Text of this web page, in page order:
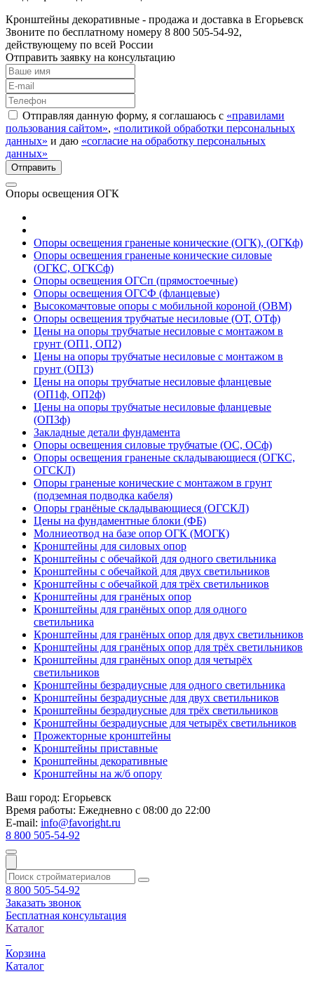
Кронштейны декоративные - продажа и доставка в Егорьевск
Звоните по бесплатному номеру 8 800 505-54-92,
действующему по всей России
Отправить заявку на консультацию
Отправляя данную форму, я соглашаюсь с «правилами
пользования сайтом», «политикой обработки персональных
данных» и даю «согласие на обработку персональных
данных»
Опоры освещения ОГК
Опоры освещения граненые конические (ОГК), (ОГКф)
Опоры освещения граненые конические силовые
(ОГКС, ОГКСф)
Опоры освещения ОГСп (прямостоечные)
Опоры освещения ОГСФ (фланцевые)
Высокомачтовые опоры с мобильной короной (ОВМ)
Опоры освещения трубчатые несиловые (ОТ, ОТф)
Цены на опоры трубчатые несиловые с монтажом в
грунт (ОП1, ОП2)
Цены на опоры трубчатые несиловые с монтажом в
грунт (ОП3)
Цены на опоры трубчатые несиловые фланцевые
(ОП1ф, ОП2ф)
Цены на опоры трубчатые несиловые фланцевые
(ОП3ф)
Закладные детали фундамента
Опоры освещения силовые трубчатые (ОС, ОСф)
Опоры освещения граненые складывающиеся (ОГКС,
ОГСКЛ)
Опоры граненые конические с монтажом в грунт
(подземная подводка кабеля)
Опоры гранёные складывающиеся (ОГСКЛ)
Цены на фундаментные блоки (ФБ)
Молниеотвод на базе опор ОГК (МОГК)
Кронштейны для силовых опор
Кронштейны с обечайкой для одного светильника
Кронштейны с обечайкой для двух светильников
Кронштейны с обечайкой для трёх светильников
Кронштейны для гранёных опор
Кронштейны для гранёных опор для одного
светильника
Кронштейны для гранёных опор для двух светильников
Кронштейны для гранёных опор для трёх светильников
Кронштейны для гранёных опор для четырёх
светильников
Кронштейны безрадиусные для одного светильника
Кронштейны безрадиусные для двух светильников
Кронштейны безрадиусные для трёх светильников
Кронштейны безрадиусные для четырёх светильников
Прожекторные кронштейны
Кронштейны приставные
Кронштейны декоративные
Кронштейны на ж/б опору
Ваш город: Егорьевск
Время работы: Ежедневно с 08:00 до 22:00
E-mail: info@favoright.ru
8 800 505-54-92
8 800 505-54-92
Заказать звонок
Бесплатная консультация
Каталог
Корзина
Каталог